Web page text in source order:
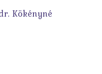
Kökényné